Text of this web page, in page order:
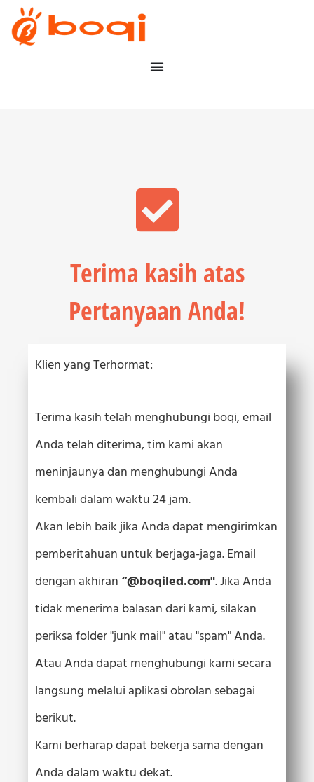
Terima kasih atas
Pertanyaan Anda!
Klien yang Terhormat:
Terima kasih telah menghubungi boqi, email
Anda telah diterima, tim kami akan
meninjaunya dan menghubungi Anda
kembali dalam waktu 24 jam.
Akan lebih baik jika Anda dapat mengirimkan
pemberitahuan untuk berjaga-jaga. Email
dengan akhiran “@boqiled.com". Jika Anda
tidak menerima balasan dari kami, silakan
periksa folder "junk mail" atau "spam" Anda.
Atau Anda dapat menghubungi kami secara
langsung melalui aplikasi obrolan sebagai
berikut.
Kami berharap dapat bekerja sama dengan
Anda dalam waktu dekat.